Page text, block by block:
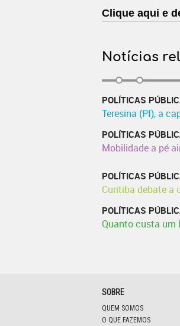
Clique aqui e
Notícias
POLÍTICAS
Teresina (PI), a
POLÍTICAS
Mobilidade a pé
POLÍTICAS
Curitiba debate a
POLÍTICAS
Quanto custa um
SOBRE
QUEM SOMOS
O QUE FAZEMOS